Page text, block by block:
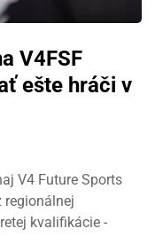
V4FSF
ešte hráči v
V4 Future Sports
regionálnej
kvalifikácie -